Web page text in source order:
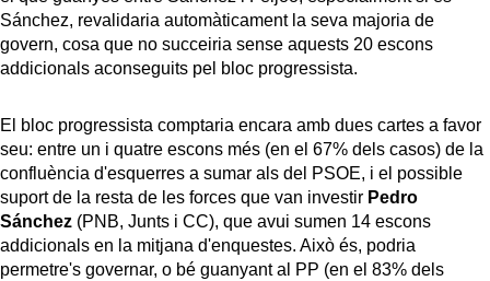
Sánchez, revalidaria automàticament la seva majoria de
govern, cosa que no succeiria sense aquests 20 escons
addicionals aconseguits pel bloc progressista.
El bloc progressista comptaria encara amb dues cartes a favor
seu: entre un i quatre escons més (en el 67% dels casos) de la
confluència d'esquerres a sumar als del PSOE, i el possible
suport de la resta de les forces que van investir Pedro
Sánchez (PNB, Junts i CC), que avui sumen 14 escons
addicionals en la mitjana d'enquestes. Això és, podria
permetre's governar, o bé guanyant al PP (en el 83% dels